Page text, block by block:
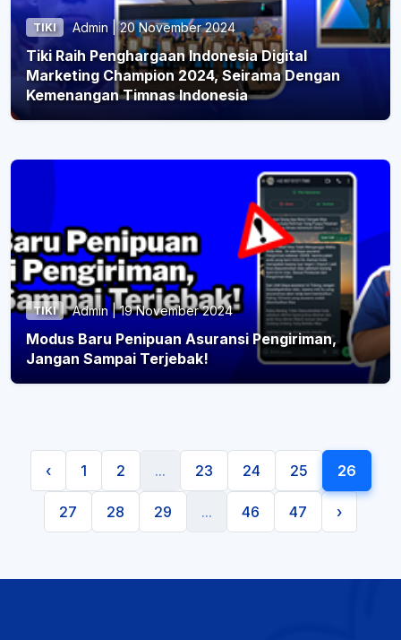
TIKI Admin | 20 November 2024
Tiki Raih Penghargaan Indonesia Digital
Marketing Champion 2024, Seirama Dengan
Kemenangan Timnas Indonesia
TIKI Admin | 19 November 2024
Modus Baru Penipuan Asuransi Pengiriman,
Jangan Sampai Terjebak!
‹ 1 2 ... 23 24 25 26
27 28 29 ... 46 47 ›